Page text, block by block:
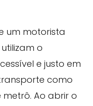
um motorista
o
e justo em
como
Ao abrir o